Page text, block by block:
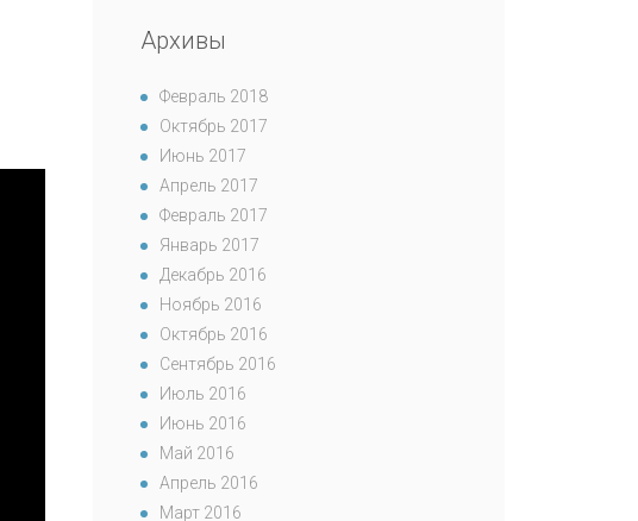
Архивы
Февраль 2018
Октябрь 2017
Июнь 2017
Апрель 2017
Февраль 2017
Январь 2017
Декабрь 2016
Ноябрь 2016
Октябрь 2016
Сентябрь 2016
Июль 2016
Июнь 2016
Май 2016
Апрель 2016
Март 2016